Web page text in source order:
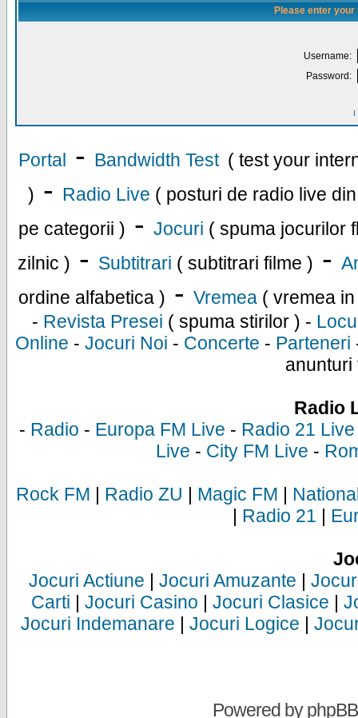
Please enter
Username:
Password:
I
Portal - Bandwidth Test ( test your
) - Radio Live ( posturi de radio live
pe categorii ) - Jocuri ( spuma jocurilor
zilnic ) - Subtitrari ( subtitrari filme ) -
ordine alfabetica ) - Vremea ( vremea
- Revista Presei ( spuma stirilor ) -
Online - Jocuri Noi - Concerte - Parteneri
anunturi
Radio
- Radio - Europa FM Live - Radio 21 Live
Live - City FM Live -
Rock FM | Radio ZU | Magic FM |
| Radio 21 |
Jocuri Actiune | Jocuri Amuzante |
Carti | Jocuri Casino | Jocuri Clasice |
Jocuri Indemanare | Jocuri Logice |
Powered byphpBB